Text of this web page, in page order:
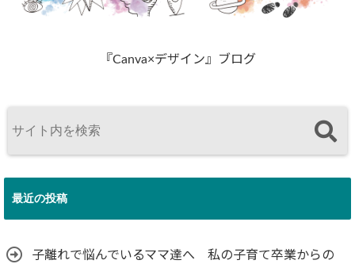
『Canva×デザイン』ブログ
最近の投稿
子離れで悩んでいるママ達へ 私の子育て卒業からの